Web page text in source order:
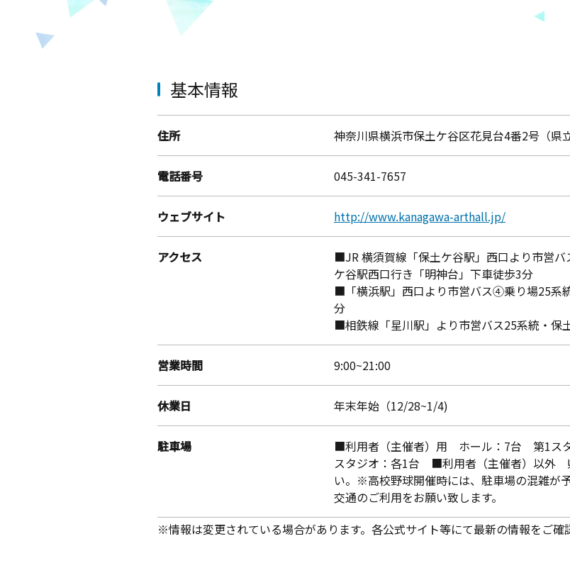
基本情報
住所 神奈川県横浜市保土ケ谷区花見台4番2号（県
電話番号 045-341-7657
ウェブサイト http://www.kanagawa-arthall.jp/
アクセス
■JR 横須賀線「保土ケ谷駅」西口より市営
ケ谷駅西口行き「明神台」下車徒歩3分
■「横浜駅」西口より市営バス④乗り場25系
分
■相鉄線「星川駅」より市営バス25系統・保
営業時間 9:00~21:00
休業日 年末年始（12/28~1/4)
駐車場
■利用者（主催者）用 ホール：7台 第1ス
スタジオ：各1台 ■利用者（主催者）以外
い。※高校野球開催時には、駐車場の混雑が
交通のご利用をお願い致します。
※情報は変更されている場合があります。各公式サイト等にて最新の情報をご確